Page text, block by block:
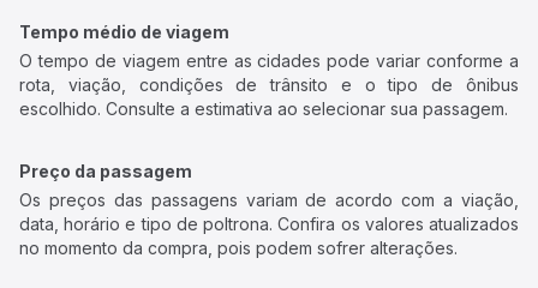
Tempo médio de viagem
O tempo de viagem entre as cidades pode variar conforme a
rota, viação, condições de trânsito e o tipo de ônibus
escolhido. Consulte a estimativa ao selecionar sua passagem.
Preço da passagem
Os preços das passagens variam de acordo com a viação,
data, horário e tipo de poltrona. Confira os valores atualizados
no momento da compra, pois podem sofrer alterações.